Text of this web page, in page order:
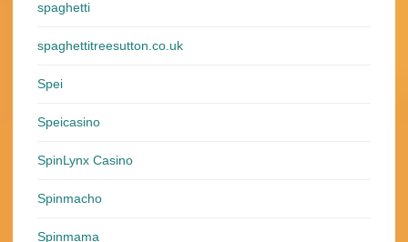
spaghetti
spaghettitreesutton.co.uk
Spei
Speicasino
SpinLynx Casino
Spinmacho
Spinmama